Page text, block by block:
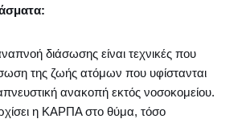
διάσωσης είναι τεχνικές που
της ζωής ατόμων που υφίστανται
ανακοπή εκτός νοσοκομείου.
η ΚΑΡΠΑ στο θύμα, τόσο